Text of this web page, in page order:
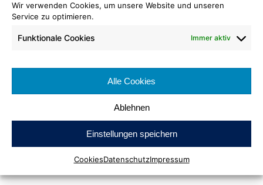
Wir verwenden Cookies, um unsere Website und unseren
Service zu optimieren.
Funktionale Cookies Immer aktiv
Alle Cookies
Ablehnen
Einstellungen speichern
CookiesDatenschutzImpressum
Brushed Elm Brown
Länge: 120,00 cm
Nutzungsklasse: